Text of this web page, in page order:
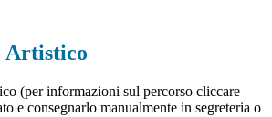
Artistico
(per informazioni sul percorso cliccare
e consegnarlo manualmente in segreteria o